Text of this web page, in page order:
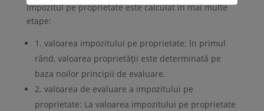
Impozitul pe proprietate este calculat în mai multe
etape:
1. valoarea impozitului pe proprietate: în primul
rând, valoarea proprietății este determinată pe
baza noilor principii de evaluare.
2. valoarea de evaluare a impozitului pe
proprietate: La valoarea impozitului pe proprietate